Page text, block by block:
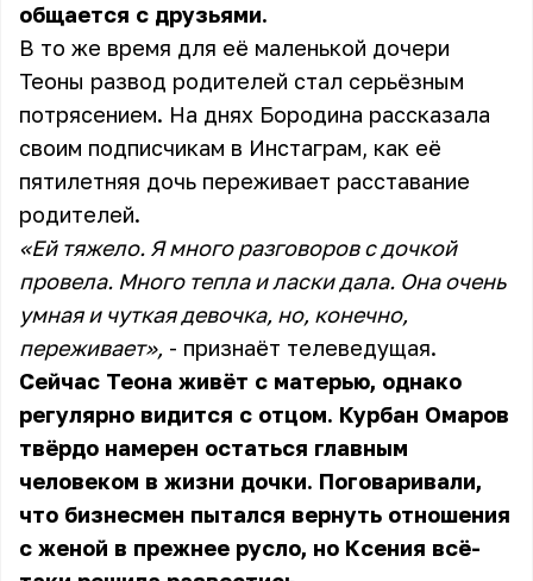
общается с друзьями.
В то же время для её маленькой дочери
Теоны развод родителей стал серьёзным
потрясением. На днях Бородина рассказала
своим подписчикам в Инстаграм, как её
пятилетняя дочь переживает расставание
родителей.
«Ей тяжело. Я много разговоров с дочкой
провела. Много тепла и ласки дала. Она очень
умная и чуткая девочка, но, конечно,
переживает», - признаёт телеведущая.
Сейчас Теона живёт с матерью, однако
регулярно видится с отцом. Курбан Омаров
твёрдо намерен остаться главным
человеком в жизни дочки. Поговаривали,
что бизнесмен пытался вернуть отношения
с женой в прежнее русло, но Ксения всё-